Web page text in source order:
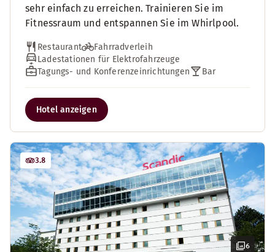
sehr einfach zu erreichen. Trainieren Sie im
Fitnessraum und entspannen Sie im Whirlpool.
Restaurant
Fahrradverleih
Ladestationen für Elektrofahrzeuge
Tagungs- und Konferenzeinrichtungen
Bar
Hotel anzeigen
6
3.8